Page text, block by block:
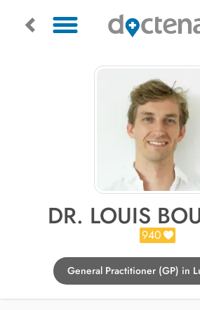
DR. LOUIS
940
General Practitioner (GP) in